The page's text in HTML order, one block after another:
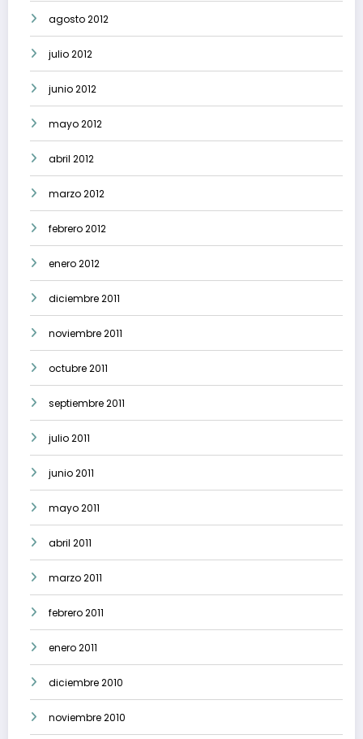
agosto 2012
julio 2012
junio 2012
mayo 2012
abril 2012
marzo 2012
febrero 2012
enero 2012
diciembre 2011
noviembre 2011
octubre 2011
septiembre 2011
julio 2011
junio 2011
mayo 2011
abril 2011
marzo 2011
febrero 2011
enero 2011
diciembre 2010
noviembre 2010